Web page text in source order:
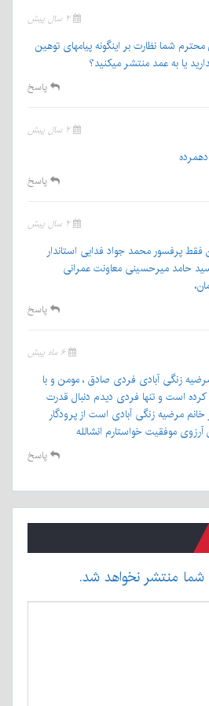
۲ سال پیش
شما نظارت بر اینگونه پیامهای توهین
یا به عمد منتشر میکنید؟
پاسخ
۲ سال پیش
پاسخ
۲ سال پیش
فقط پرفسور محمد جواد فدایی استاندار
حامد میرحسینی معاونت عمرانی
پاسخ
زنگی آبادی فردی صادق ، مومن و با
است و تنها فردی دیدم دنبال قدرت
مرضیه زنگی آبادی است از پرودگار
آرزوی موفقیت خواستارم انشالله
پاسخ
منتشر نخواهد شد.